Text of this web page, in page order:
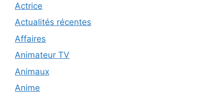
Actrice
Actualités récentes
Affaires
Animateur TV
Animaux
Anime